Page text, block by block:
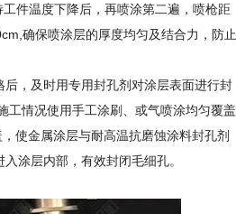
件温度下降后，再喷涂第二遍，喷枪距
确保喷涂层的厚度均匀及结合力，防止
，及时用专用封孔剂对涂层表面进行封
工情况使用手工涂刷、或气喷涂均匀覆盖
使金属涂层与耐高温抗磨蚀涂料封孔剂
涂层内部，有效封闭毛细孔。